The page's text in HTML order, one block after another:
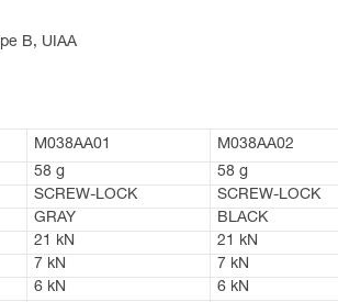
B, UIAA
M038AA01
M038AA02
58 g
58 g
SCREW-LOCK
SCREW-LOCK
GRAY
BLACK
21 kN
21 kN
7 kN
7 kN
6 kN
6 kN